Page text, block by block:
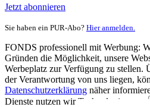
Jetzt abonnieren
Sie haben ein PUR-Abo? Hier anmelden.
FONDS professionell mit Werbung:
Gründen die Möglichkeit, unsere
Werbeplatz zur Verfügung zu stellen.
der Verantwortung von uns liegen,
Datenschutzerklärung näher
Dienste nutzen wir Technologien von